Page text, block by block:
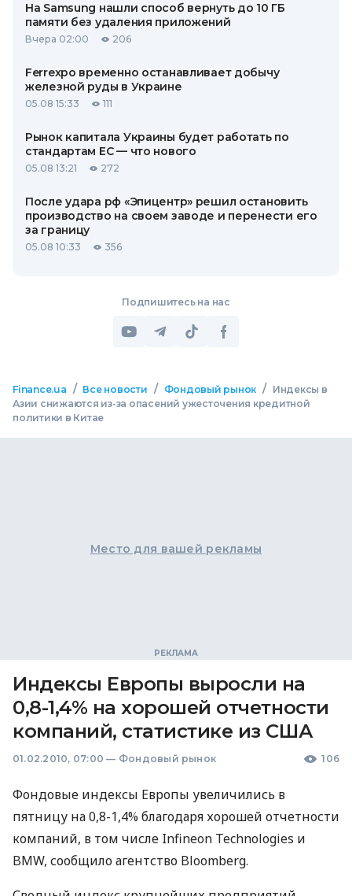
На Samsung нашли способ вернуть до 10 ГБ
памяти без удаления приложений
Вчера 02:00 206
Ferrexpo временно останавливает добычу
железной руды в Украине
05.08 15:33 111
Рынок капитала Украины будет работать по
стандартам ЕС — что нового
05.08 13:21 272
После удара рф «Эпицентр» решил остановить
производство на своем заводе и перенести его
за границу
05.08 10:33 356
Подпишитесь на нас
Finance.ua / Все новости / Фондовый рынок /
Индексы в
Азии снижаются из-за опасений ужесточения кредитной
политики в Китае
Место для вашей рекламы
Индексы Европы выросли на
0,8-1,4% на хорошей отчетности
компаний, статистике из США
01.02.2010, 07:00 — Фондовый рынок 106
Фондовые индексы Европы увеличились в
пятницу на 0,8-1,4% благодаря хорошей отчетности
компаний, в том числе Infineon Technologies и
BMW, сообщило агентство Bloomberg.